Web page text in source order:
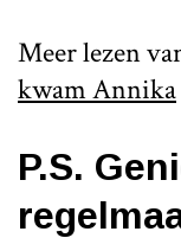
Meer lezen
kwam Annika
P.S.